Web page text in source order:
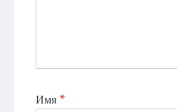
Имя*